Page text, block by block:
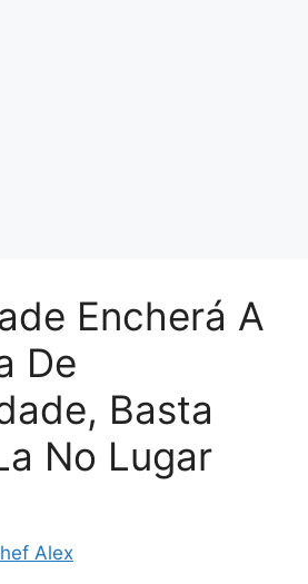
Encherá A
De
Basta
No Lugar
Alex